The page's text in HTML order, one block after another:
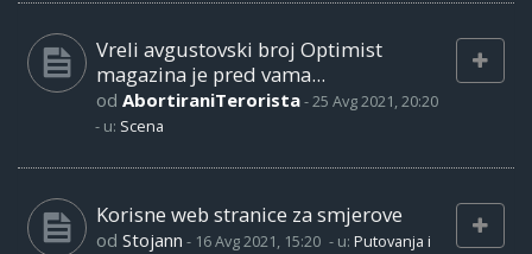
Vreli avgustovski broj Optimist
magazina je pred vama...
od AbortiraniTerorista-25 Avg 2021, 20:20
- u: Scena
Korisne web stranice za smjerove
od Stojann - 16 Avg 2021, 15:20 - u: Putovanja i